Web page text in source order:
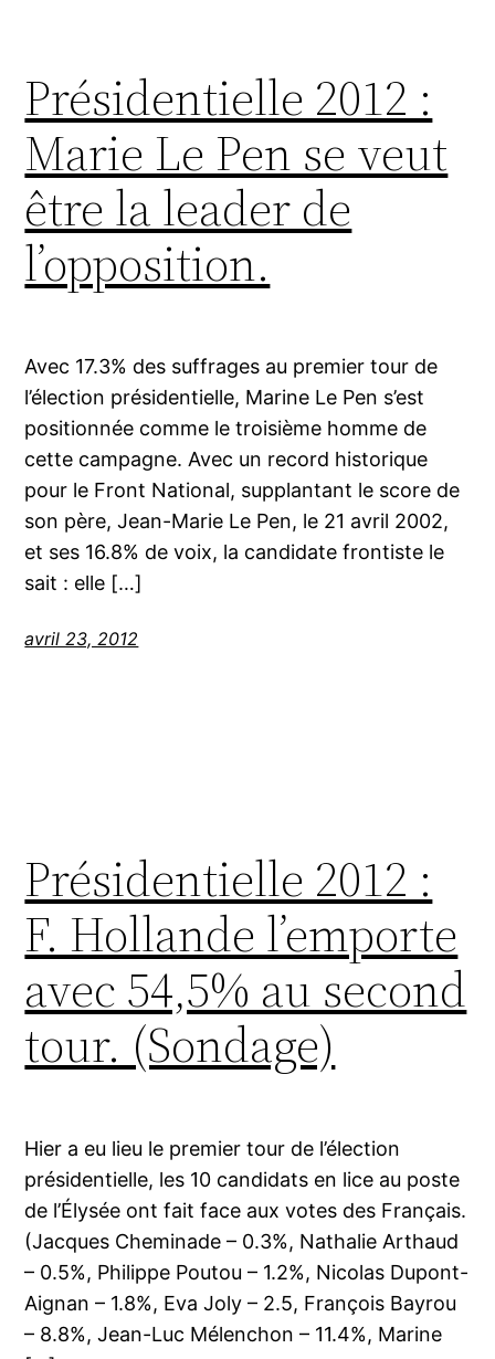
Présidentielle 2012 :
Marie Le Pen se veut
être la leader de
l’opposition.
Avec 17.3% des suffrages au premier tour de
l’élection présidentielle, Marine Le Pen s’est
positionnée comme le troisième homme de
cette campagne. Avec un record historique
pour le Front National, supplantant le score de
son père, Jean-Marie Le Pen, le 21 avril 2002,
et ses 16.8% de voix, la candidate frontiste le
sait : elle […]
avril 23, 2012
Présidentielle 2012 :
F. Hollande l’emporte
avec 54,5% au second
tour. (Sondage)
Hier a eu lieu le premier tour de l’élection
présidentielle, les 10 candidats en lice au poste
de l’Élysée ont fait face aux votes des Français.
(Jacques Cheminade – 0.3%, Nathalie Arthaud
– 0.5%, Philippe Poutou – 1.2%, Nicolas Dupont-
Aignan – 1.8%, Eva Joly – 2.5, François Bayrou
– 8.8%, Jean-Luc Mélenchon – 11.4%, Marine